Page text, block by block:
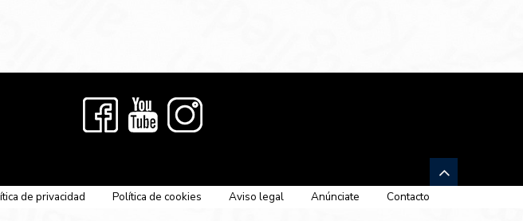
de privacidad Política de cookies Aviso legal Anúnciate Contacto